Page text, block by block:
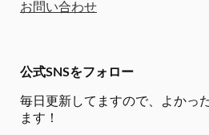
お問い合わせ
公式SNSをフォロー
毎日更新してますので、
よかっ
ます！